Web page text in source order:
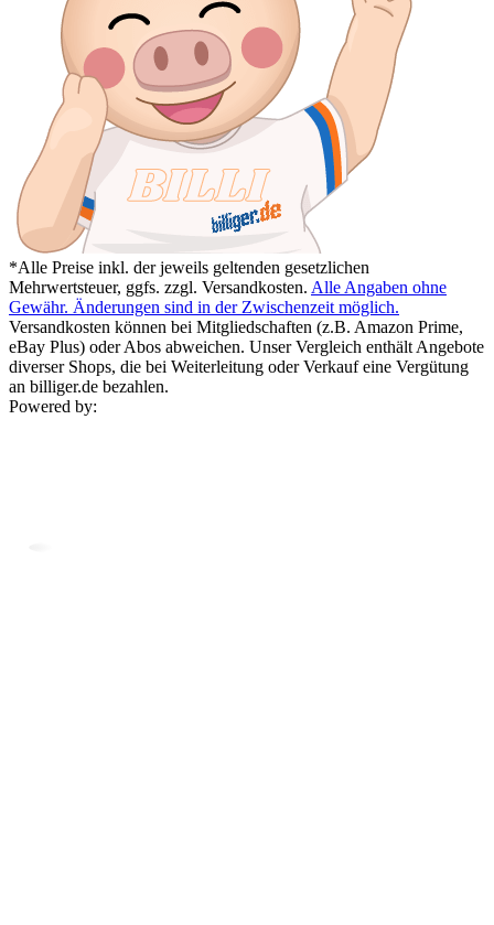
*Alle Preise inkl. der jeweils geltenden gesetzlichen
Mehrwertsteuer, ggfs. zzgl. Versandkosten. Alle Angaben ohne
Gewähr. Änderungen sind in der Zwischenzeit möglich.
Versandkosten können bei Mitgliedschaften (z.B. Amazon Prime,
eBay Plus) oder Abos abweichen. Unser Vergleich enthält Angebote
diverser Shops, die bei Weiterleitung oder Verkauf eine Vergütung
an billiger.de bezahlen.
Powered by: